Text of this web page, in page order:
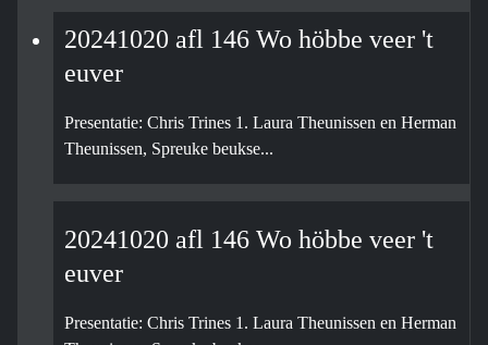
20241020 afl 146 Wo höbbe veer 't
euver
Presentatie: Chris Trines 1. Laura Theunissen en Herman
Theunissen, Spreuke beukse...
20241020 afl 146 Wo höbbe veer 't
euver
Presentatie: Chris Trines 1. Laura Theunissen en Herman